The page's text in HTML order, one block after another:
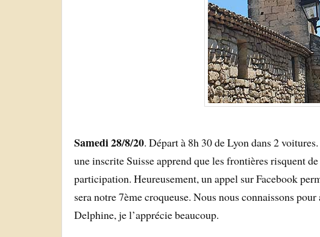
Samedi 28/8/20. Départ à 8h 30 de Lyon dans 2
une inscrite Suisse apprend que les frontières risquent
participation. Heureusement, un appel sur Facebook
sera notre 7ème croqueuse. Nous nous connaissons
Delphine, je l’apprécie beaucoup.